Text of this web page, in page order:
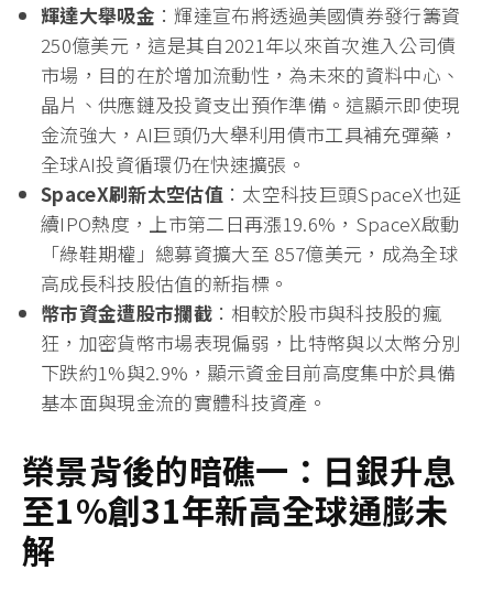
輝達大舉吸金 ：輝達宣布將透過美國債券發行籌資
250億美元，這是其自2021年以來首次進入公司債
市場，目的在於增加流動性，為未來的資料中心、
晶片、供應鏈及投資支出預作準備。這顯示即使現
金流強大，AI巨頭仍大舉利用債市工具補充彈藥，
全球AI投資循環仍在快速擴張。
SpaceX刷新太空估值 ：太空科技巨頭SpaceX也延
續IPO熱度，上市第二日再漲19.6%，SpaceX啟動
「綠鞋期權」總募資擴大至 857億美元，成為全球
高成長科技股估值的新指標。
幣市資金遭股市攔截 ：相較於股市與科技股的瘋
狂，加密貨幣市場表現偏弱，比特幣與以太幣分別
下跌約1%與2.9%，顯示資金目前高度集中於具備
基本面與現金流的實體科技資產。
榮景背後的暗礁一：日銀升息
至1%創31年新高全球通膨未
解